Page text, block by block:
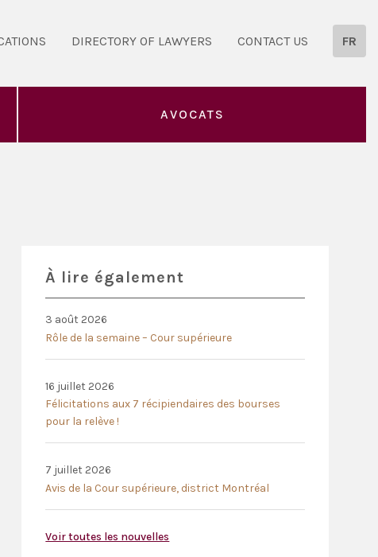
DIRECTORY OF LAWYERS CONTACT US FR
AVOCATS
À lire également
3 août 2026
Rôle de la semaine – Cour supérieure
16 juillet 2026
Félicitations aux 7 récipiendaires des bourses
pour la relève !
7 juillet 2026
Avis de la Cour supérieure, district Montréal
Voir toutes les nouvelles